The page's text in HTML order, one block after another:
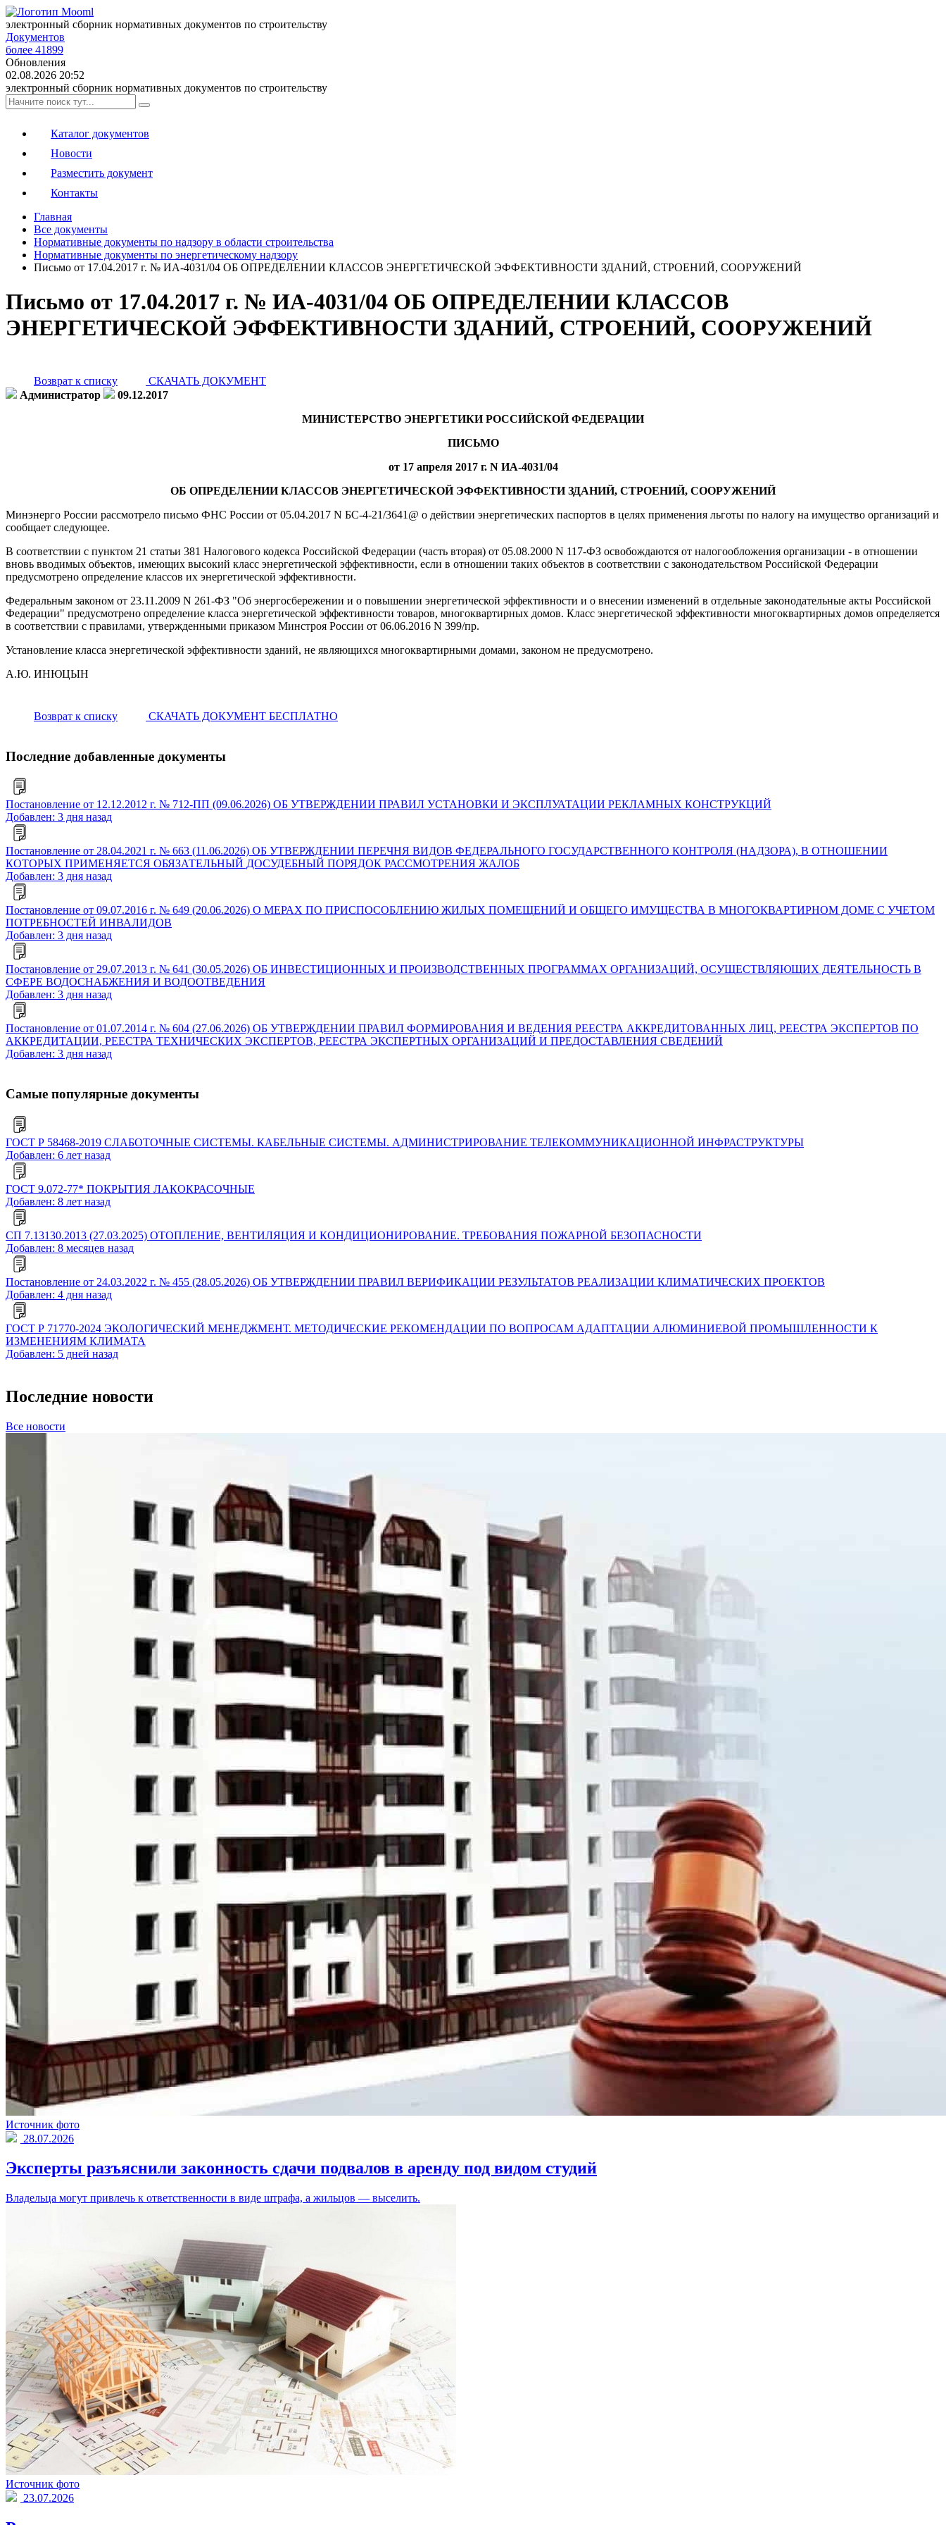
электронный сборник нормативных документов по строительству
Документов
более 41899
Обновления
02.08.2026 20:52
электронный сборник нормативных документов по строительству
Каталог документов
Новости
Разместить документ
Контакты
Главная
Все документы
Нормативные документы по надзору в области строительства
Нормативные документы по энергетическому надзору
Письмо от 17.04.2017 г. № ИА-4031/04 ОБ ОПРЕДЕЛЕНИИ КЛАССОВ ЭНЕРГЕТИЧЕСКОЙ ЭФФЕКТИВНОСТИ ЗДАНИЙ, СТРОЕНИЙ, СООРУЖЕНИЙ
Письмо от 17.04.2017 г. № ИА-4031/04 ОБ ОПРЕДЕЛЕНИИ КЛАССОВ
ЭНЕРГЕТИЧЕСКОЙ ЭФФЕКТИВНОСТИ ЗДАНИЙ, СТРОЕНИЙ, СООРУЖЕНИЙ
Возврат к списку
СКАЧАТЬ ДОКУМЕНТ
Администратор
09.12.2017
МИНИСТЕРСТВО ЭНЕРГЕТИКИ РОССИЙСКОЙ ФЕДЕРАЦИИ
ПИСЬМО
от 17 апреля 2017 г. N ИА-4031/04
ОБ ОПРЕДЕЛЕНИИ КЛАССОВ ЭНЕРГЕТИЧЕСКОЙ ЭФФЕКТИВНОСТИ ЗДАНИЙ, СТРОЕНИЙ, СООРУЖЕНИЙ
Минэнерго России рассмотрело письмо ФНС России от 05.04.2017 N БС-4-21/3641@ о действии энергетических паспортов в целях применения льготы по налогу на имущество организаций и
сообщает следующее.
В соответствии с пунктом 21 статьи 381 Налогового кодекса Российской Федерации (часть вторая) от 05.08.2000 N 117-ФЗ освобождаются от налогообложения организации - в отношении
вновь вводимых объектов, имеющих высокий класс энергетической эффективности, если в отношении таких объектов в соответствии с законодательством Российской Федерации
предусмотрено определение классов их энергетической эффективности.
Федеральным законом от 23.11.2009 N 261-ФЗ "Об энергосбережении и о повышении энергетической эффективности и о внесении изменений в отдельные законодательные акты Российской
Федерации" предусмотрено определение класса энергетической эффективности товаров, многоквартирных домов. Класс энергетической эффективности многоквартирных домов определяется
в соответствии с правилами, утвержденными приказом Минстроя России от 06.06.2016 N 399/пр.
Установление класса энергетической эффективности зданий, не являющихся многоквартирными домами, законом не предусмотрено.
А.Ю. ИНЮЦЫН
Возврат к списку СКАЧАТЬ ДОКУМЕНТ БЕСПЛАТНО
Последние добавленные документы
Постановление от 12.12.2012 г. № 712-ПП (09.06.2026) ОБ УТВЕРЖДЕНИИ ПРАВИЛ УСТАНОВКИ И ЭКСПЛУАТАЦИИ РЕКЛАМНЫХ КОНСТРУКЦИЙ
Добавлен: 3 дня назад
Постановление от 28.04.2021 г. № 663 (11.06.2026) ОБ УТВЕРЖДЕНИИ ПЕРЕЧНЯ ВИДОВ ФЕДЕРАЛЬНОГО ГОСУДАРСТВЕННОГО КОНТРОЛЯ (НАДЗОРА), В ОТНОШЕНИИ
КОТОРЫХ ПРИМЕНЯЕТСЯ ОБЯЗАТЕЛЬНЫЙ ДОСУДЕБНЫЙ ПОРЯДОК РАССМОТРЕНИЯ ЖАЛОБ
Добавлен: 3 дня назад
Постановление от 09.07.2016 г. № 649 (20.06.2026) О МЕРАХ ПО ПРИСПОСОБЛЕНИЮ ЖИЛЫХ ПОМЕЩЕНИЙ И ОБЩЕГО ИМУЩЕСТВА В МНОГОКВАРТИРНОМ ДОМЕ С УЧЕТОМ
ПОТРЕБНОСТЕЙ ИНВАЛИДОВ
Добавлен: 3 дня назад
Постановление от 29.07.2013 г. № 641 (30.05.2026) ОБ ИНВЕСТИЦИОННЫХ И ПРОИЗВОДСТВЕННЫХ ПРОГРАММАХ ОРГАНИЗАЦИЙ, ОСУЩЕСТВЛЯЮЩИХ ДЕЯТЕЛЬНОСТЬ В
СФЕРЕ ВОДОСНАБЖЕНИЯ И ВОДООТВЕДЕНИЯ
Добавлен: 3 дня назад
Постановление от 01.07.2014 г. № 604 (27.06.2026) ОБ УТВЕРЖДЕНИИ ПРАВИЛ ФОРМИРОВАНИЯ И ВЕДЕНИЯ РЕЕСТРА АККРЕДИТОВАННЫХ ЛИЦ, РЕЕСТРА ЭКСПЕРТОВ ПО
АККРЕДИТАЦИИ, РЕЕСТРА ТЕХНИЧЕСКИХ ЭКСПЕРТОВ, РЕЕСТРА ЭКСПЕРТНЫХ ОРГАНИЗАЦИЙ И ПРЕДОСТАВЛЕНИЯ СВЕДЕНИЙ
Добавлен: 3 дня назад
Самые популярные документы
ГОСТ Р 58468-2019 СЛАБОТОЧНЫЕ СИСТЕМЫ. КАБЕЛЬНЫЕ СИСТЕМЫ. АДМИНИСТРИРОВАНИЕ ТЕЛЕКОММУНИКАЦИОННОЙ ИНФРАСТРУКТУРЫ
Добавлен: 6 лет назад
ГОСТ 9.072-77* ПОКРЫТИЯ ЛАКОКРАСОЧНЫЕ
Добавлен: 8 лет назад
СП 7.13130.2013 (27.03.2025) ОТОПЛЕНИЕ, ВЕНТИЛЯЦИЯ И КОНДИЦИОНИРОВАНИЕ. ТРЕБОВАНИЯ ПОЖАРНОЙ БЕЗОПАСНОСТИ
Добавлен: 8 месяцев назад
Постановление от 24.03.2022 г. № 455 (28.05.2026) ОБ УТВЕРЖДЕНИИ ПРАВИЛ ВЕРИФИКАЦИИ РЕЗУЛЬТАТОВ РЕАЛИЗАЦИИ КЛИМАТИЧЕСКИХ ПРОЕКТОВ
Добавлен: 4 дня назад
ГОСТ Р 71770-2024 ЭКОЛОГИЧЕСКИЙ МЕНЕДЖМЕНТ. МЕТОДИЧЕСКИЕ РЕКОМЕНДАЦИИ ПО ВОПРОСАМ АДАПТАЦИИ АЛЮМИНИЕВОЙ ПРОМЫШЛЕННОСТИ К
ИЗМЕНЕНИЯМ КЛИМАТА
Добавлен: 5 дней назад
Последние новости
Все новости
Источник фото
28.07.2026
Эксперты разъяснили законность сдачи подвалов в аренду под видом студий
Владельца могут привлечь к ответственности в виде штрафа, а жильцов — выселить.
Источник фото
23.07.2026